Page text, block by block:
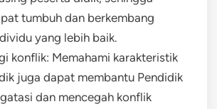
tumbuh dan berkembang
yang lebih baik.
konflik: Memahami karakteristik
juga dapat membantu Pendidik
dan mencegah konflik